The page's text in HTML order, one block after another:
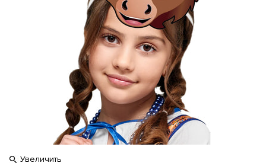
Увеличить